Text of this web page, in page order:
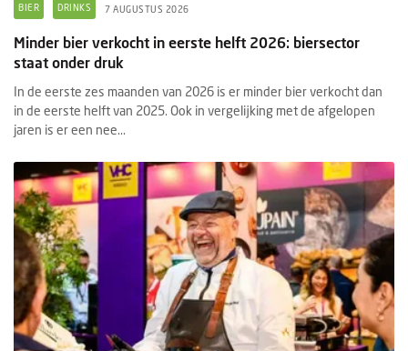
BIER DRINKS 7 AUGUSTUS 2026
Minder bier verkocht in eerste helft 2026: biersector
staat onder druk
In de eerste zes maanden van 2026 is er minder bier verkocht dan
in de eerste helft van 2025. Ook in vergelijking met de afgelopen
jaren is er een nee...